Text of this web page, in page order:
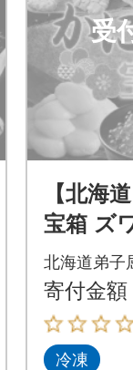
受
【北海
宝箱 ズ
蟹 花咲
松前漬
北海道弟子
寄付金額
冷凍